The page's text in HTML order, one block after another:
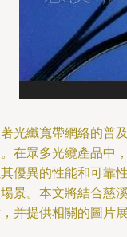
光纖寬帶網絡的普
在眾多光纜產品中
優異的性能和可靠
景。本文將結合慈
并提供相關的圖片